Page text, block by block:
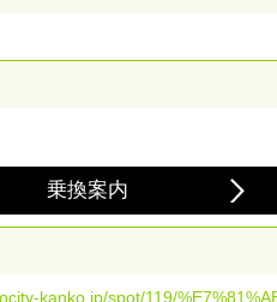
乗換案内
kanko.jp/spot/119/